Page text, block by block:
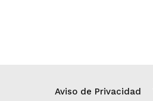
Aviso de Privacidad